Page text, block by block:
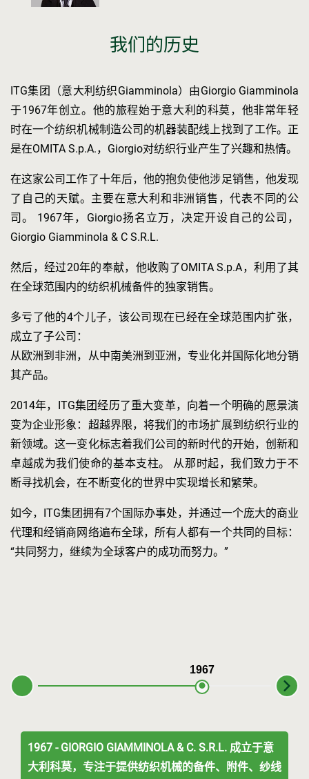
我们的历史
ITG集团（意大利纺织Giamminola）由Giorgio Giamminola
于1967年创立。他的旅程始于意大利的科莫，他非常年轻
时在一个纺织机械制造公司的机器装配线上找到了工作。正
是在OMITA S.p.A.，Giorgio对纺织行业产生了兴趣和热情。
在这家公司工作了十年后，他的抱负使他涉足销售，他发现
了自己的天赋。主要在意大利和非洲销售，代表不同的公
司。 1967年，Giorgio扬名立万，决定开设自己的公司，
Giorgio Giamminola & C S.R.L.
然后，经过20年的奉献，他收购了OMITA S.p.A，利用了其
在全球范围内的纺织机械备件的独家销售。
多亏了他的4个儿子，该公司现在已经在全球范围内扩张，
成立了子公司：
从欧洲到非洲，从中南美洲到亚洲，专业化并国际化地分销
其产品。
2014年，ITG集团经历了重大变革，向着一个明确的愿景演
变为企业形象：超越界限，将我们的市场扩展到纺织行业的
新领域。这一变化标志着我们公司的新时代的开始，创新和
卓越成为我们使命的基本支柱。 从那时起，我们致力于不
断寻找机会，在不断变化的世界中实现增长和繁荣。
如今，ITG集团拥有7个国际办事处，并通过一个庞大的商业
代理和经销商网络遍布全球，所有人都有一个共同的目标：
“共同努力，继续为全球客户的成功而努力。”
1967
1967 - GIORGIO GIAMMINOLA & C. S.R.L. 成立于意
大利科莫，专注于提供纺织机械的备件、附件、纱线